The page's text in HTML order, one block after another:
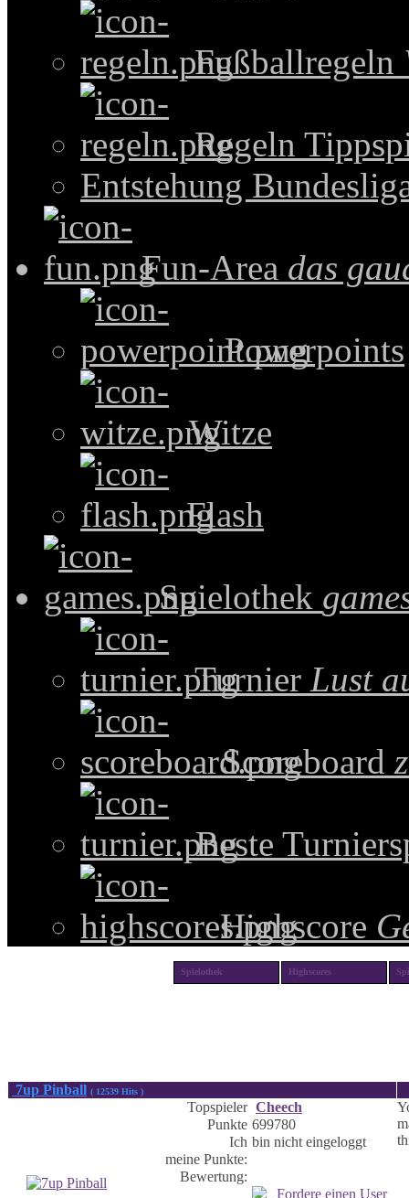
Fußballregeln
Regeln
Entstehung
Fun-Area das
Powerpoints
Witze
Flash
Spielothek
Turnier Lust
Scoreboard
Beste
Highscore
Spielothek Highscores
7up Pinball ( 12539 Hits )
Topspieler Cheech
Punkte 699780
Ich bin nicht eingeloggt
meine Punkte:
Bewertung: